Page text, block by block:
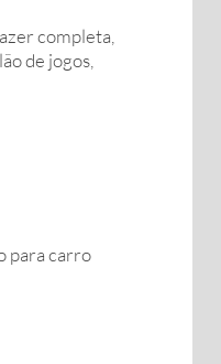
completa,
de jogos,
para carro